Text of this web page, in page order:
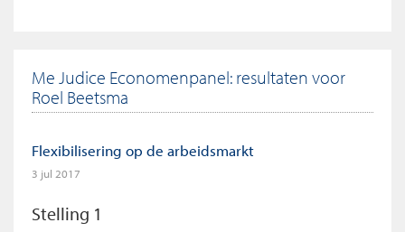
Me Judice Economenpanel: resultaten voor
Roel Beetsma
Flexibilisering op de arbeidsmarkt
3 jul 2017
Stelling 1